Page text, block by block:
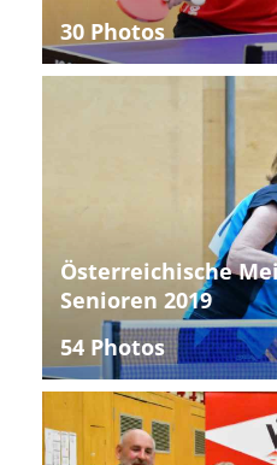
30 Photos
Österreichische
Senioren 2019
54 Photos